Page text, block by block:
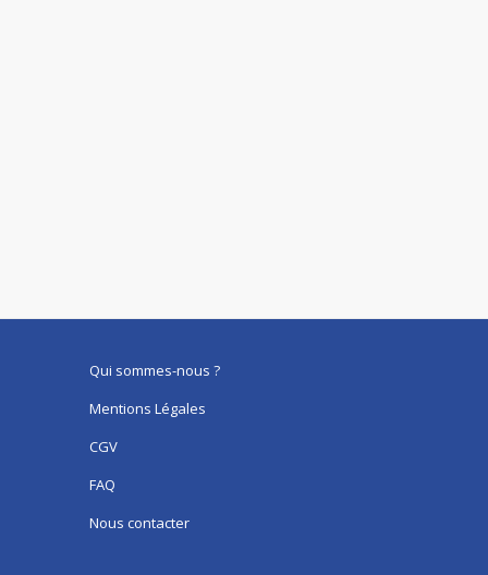
Qui sommes-nous ?
Mentions Légales
CGV
FAQ
Nous contacter